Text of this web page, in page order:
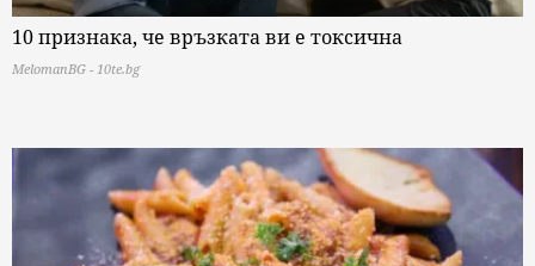
10 признака, че връзката ви е токсична
MelomanBG - 10te.bg